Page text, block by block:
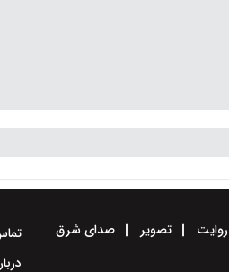
روایت تصویر صدای شرق